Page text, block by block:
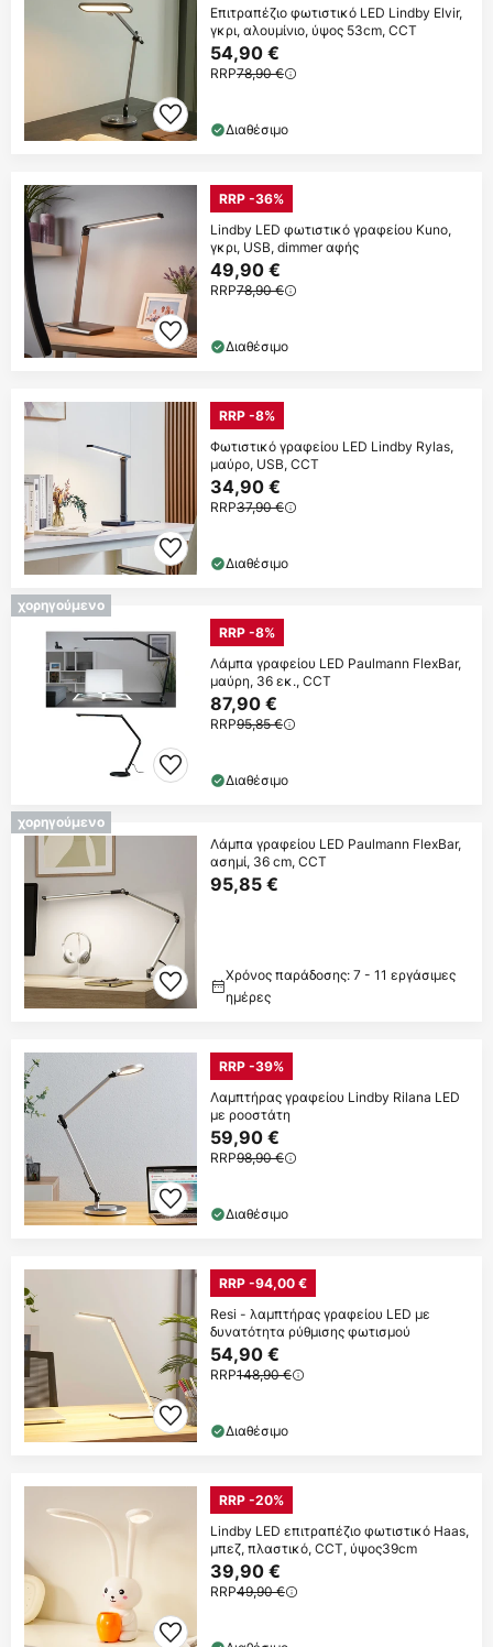
Επιτραπέζιο φωτιστικό LED Lindby Elvir,
γκρι, αλουμίνιο, ύψος 53cm, CCT
54,90 €
RRP78,90 €
Διαθέσιμο
RRP -36%
Lindby LED φωτιστικό γραφείου Kuno,
γκρι, USB, dimmer αφής
49,90 €
RRP78,90 €
Διαθέσιμο
RRP -8%
Φωτιστικό γραφείου LED Lindby Rylas,
μαύρο, USB, CCT
34,90 €
RRP37,90 €
Διαθέσιμο
χορηγούμενο
RRP -8%
Λάμπα γραφείου LED Paulmann FlexBar,
μαύρη, 36 εκ., CCT
87,90 €
RRP95,85 €
Διαθέσιμο
χορηγούμενο
Λάμπα γραφείου LED Paulmann FlexBar,
ασημί, 36 cm, CCT
95,85 €
Χρόνος παράδοσης: 7 - 11 εργάσιμες
ημέρες
RRP -39%
Λαμπτήρας γραφείου Lindby Rilana LED
με ροοστάτη
59,90 €
RRP98,90 €
Διαθέσιμο
RRP -94,00 €
Resi - λαμπτήρας γραφείου LED με
δυνατότητα ρύθμισης φωτισμού
54,90 €
RRP148,90 €
Διαθέσιμο
RRP -20%
Lindby LED επιτραπέζιο φωτιστικό Haas,
μπεζ, πλαστικό, CCT, ύψος39cm
39,90 €
RRP49,90 €